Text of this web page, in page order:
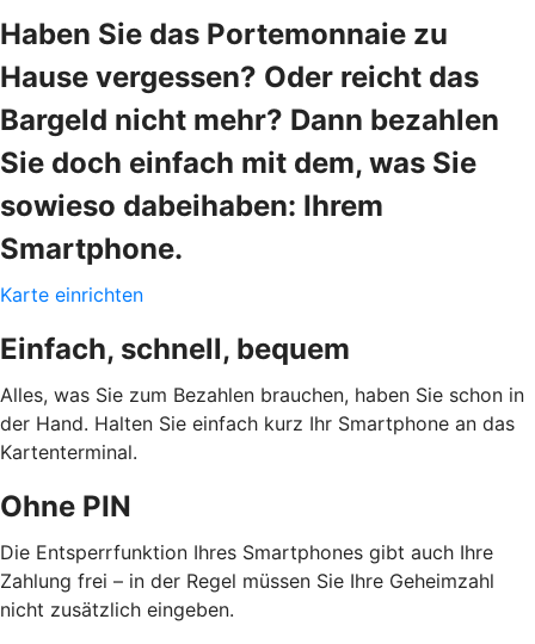
Haben Sie das Portemonnaie zu
Hause vergessen? Oder reicht das
Bargeld nicht mehr? Dann bezahlen
Sie doch einfach mit dem, was Sie
sowieso dabeihaben: Ihrem
Smartphone.
Karte einrichten
Einfach, schnell, bequem
Alles, was Sie zum Bezahlen brauchen, haben Sie schon in
der Hand. Halten Sie einfach kurz Ihr Smartphone an das
Kartenterminal.
Ohne PIN
Die Entsperrfunktion Ihres Smartphones gibt auch Ihre
Zahlung frei – in der Regel müssen Sie Ihre Geheimzahl
nicht zusätzlich eingeben.